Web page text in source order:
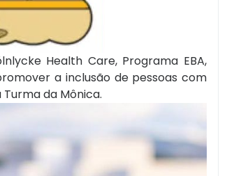
Health Care, Programa EBA,
a inclusão de pessoas com
da Mônica.